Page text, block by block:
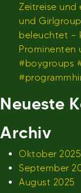
Zeitreise und
und
beleuchtet –
Prominenten
#boygroups
Neueste
Archiv
Oktober 2025
September
August 2025